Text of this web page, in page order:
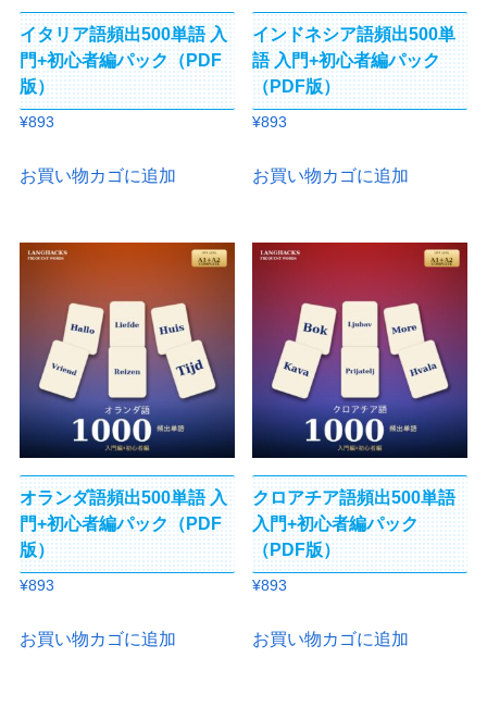
イタリア語頻出500単語 入
門+初心者編パック（PDF
版）
¥893
お買い物カゴに追加
インドネシア語頻出500単
語 入門+初心者編パック
（PDF版）
¥893
お買い物カゴに追加
オランダ語頻出500単語 入
門+初心者編パック（PDF
版）
¥893
お買い物カゴに追加
クロアチア語頻出500単語
入門+初心者編パック
（PDF版）
¥893
お買い物カゴに追加